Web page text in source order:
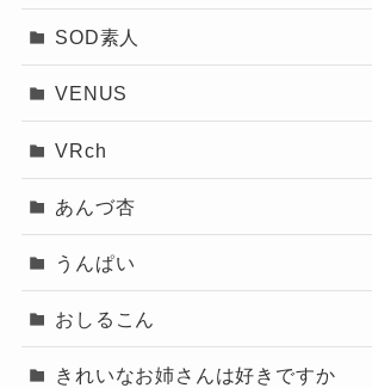
SOD素人
VENUS
VRch
あんづ杏
うんぱい
おしるこん
きれいなお姉さんは好きですか